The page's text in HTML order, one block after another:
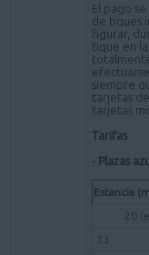
El pago
de tiques
figurar,
tique en
siempre
tarjetas
tarjetas
Tarifas
- Plazas
Estancia
20
23